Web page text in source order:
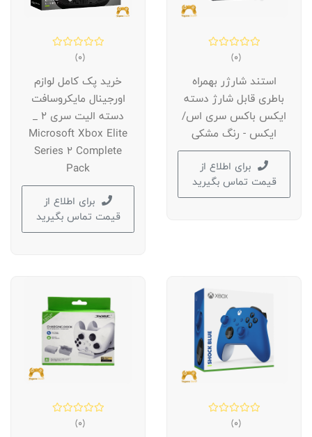
(0)
استند شارژر بهمراه
باطری قابل شارژ دسته
ایکس باکس سری اس/
ایکس - رنگ مشکی
برای اطلاع از
قیمت تماس بگیرید
(0)
خرید پک کامل لوازم
اورجینال مایکروسافت
دسته الیت سری 2 _
Microsoft Xbox Elite
Series 2 Complete
Pack
برای اطلاع از
قیمت تماس بگیرید
(0)
(0)